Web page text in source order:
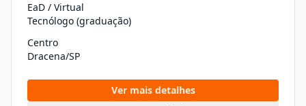
EaD / Virtual
Tecnólogo (graduação)
Centro
Dracena/SP
Ver mais detalhes